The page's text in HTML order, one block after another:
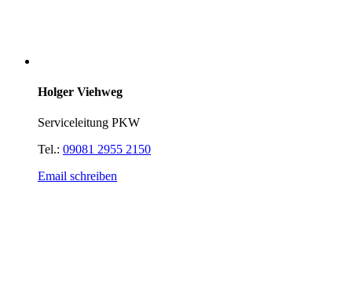
Holger Viehweg
Serviceleitung PKW
Tel.: 09081 2955 2150
Email schreiben